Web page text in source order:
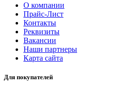
О компании
Прайс-Лист
Контакты
Реквизиты
Вакансии
Наши партнеры
Карта сайта
Для покупателей